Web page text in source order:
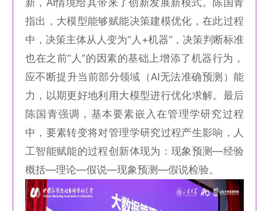
指出，大模型能够赋能决策建模优化，在此过程
中，决策主体从人变为“人+机器”，决策判断标准
也在之前“人”的因素的基础上增添了机器行为，
应不断提升当前部分领域（AI无法准确预测）能
力，以期更好地利用大模型进行优化求解。最后
陈国青强调，基本要素嵌入在管理学研究过程
中，要素转变将对管理学研究过程产生影响，人
工智能赋能的过程创新体现为：现象预测—经验
概括—理论—假说—现象预测—假说检验。